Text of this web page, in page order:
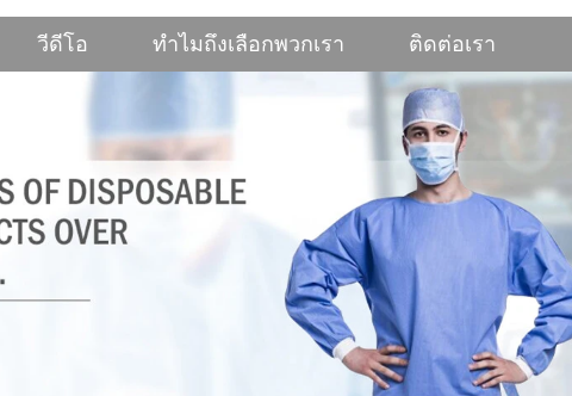
วีดีโอ ทำไมถึงเลือกพวกเรา ติดต่อเรา